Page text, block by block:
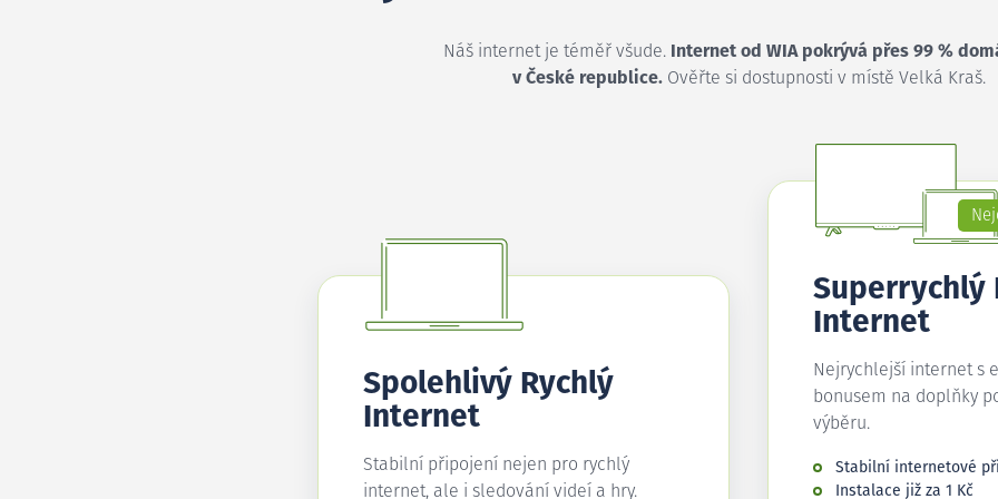
Náš internet je téměř všude.
Internet od WIA pokrývá přes 99 %
v České republice.Ověřte si dostupnosti v místě Velká Kraš.
Spolehlivý Rychlý
Internet
Stabilní připojení nejen pro rychlý
internet, ale i sledování videí a hry.
Superrychlý
Internet
Nejrychlejší internet s
bonusem na doplňky
výběru.
Stabilní internetové
Instalace již za 1 Kč